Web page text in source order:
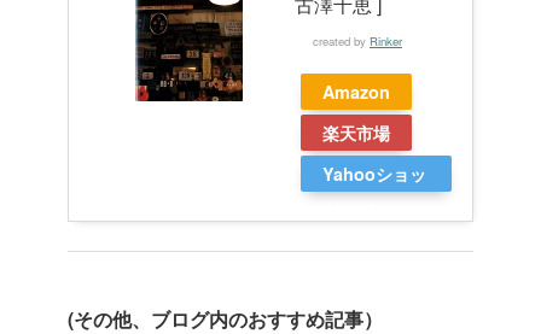
created by Rinker
Amazon
楽天市場
Yahooショッ
(その他、ブログ内のおすすめ記事）